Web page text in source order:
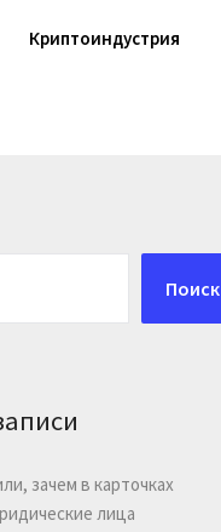
Криптоиндустрия
Поиск
зачем в карточках
лица